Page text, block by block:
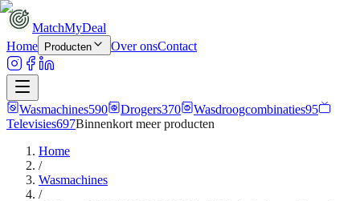
MatchMyDeal
Home
Producten Over onsContact
Wasmachines590 Drogers370 Wasdroogcombinaties95
Televisies697Binnenkort meerproducten
Home
/
Wasmachines
/